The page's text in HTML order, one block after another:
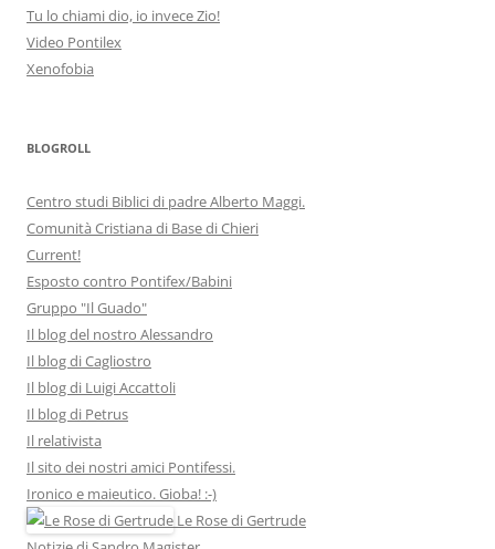
Tu lo chiami dio, io invece Zio!
Video Pontilex
Xenofobia
BLOGROLL
Centro studi Biblici di padre Alberto Maggi.
Comunità Cristiana di Base di Chieri
Current!
Esposto contro Pontifex/Babini
Gruppo "Il Guado"
Il blog del nostro Alessandro
Il blog di Cagliostro
Il blog di Luigi Accattoli
Il blog di Petrus
Il relativista
Il sito dei nostri amici Pontifessi.
Ironico e maieutico. Gioba! :-)
Le Rose di Gertrude